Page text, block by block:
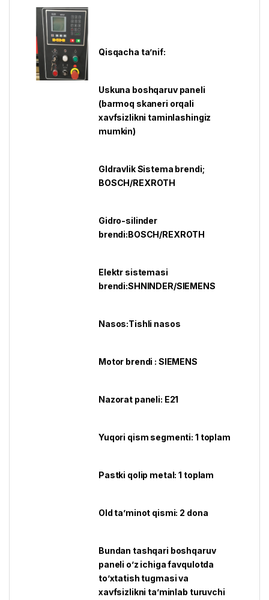
Qisqacha ta’nif:
Uskuna boshqaruv paneli
(barmoq skaneri orqali
xavfsizlikni taminlashingiz
mumkin)
GIdravlik Sistema brendi;
BOSCH/REXROTH
Gidro-silinder
brendi:BOSCH/REXROTH
Elektr sistemasi
brendi:SHNINDER/SIEMENS
Nasos:Tishli nasos
Motor brendi : SIEMENS
Nazorat paneli: E21
Yuqori qism segmenti: 1 toplam
Pastki qolip metal: 1 toplam
Old ta’minot qismi: 2 dona
Bundan tashqari boshqaruv
paneli o’z ichiga favqulotda
to’xtatish tugmasi va
xavfsizlikni ta’minlab turuvchi